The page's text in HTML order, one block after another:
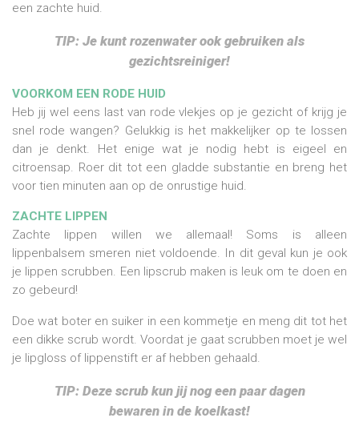
een zachte huid.
TIP: Je kunt rozenwater ook gebruiken als
gezichtsreiniger!
VOORKOM EEN RODE HUID
Heb jij wel eens last van rode vlekjes op je gezicht of krijg je
snel rode wangen? Gelukkig is het makkelijker op te lossen
dan je denkt. Het enige wat je nodig hebt is eigeel en
citroensap. Roer dit tot een gladde substantie en breng het
voor tien minuten aan op de onrustige huid.
ZACHTE LIPPEN
Zachte lippen willen we allemaal! Soms is alleen
lippenbalsem smeren niet voldoende. In dit geval kun je ook
je lippen scrubben. Een lipscrub maken is leuk om te doen en
zo gebeurd!
Doe wat boter en suiker in een kommetje en meng dit tot het
een dikke scrub wordt. Voordat je gaat scrubben moet je wel
je lipgloss of lippenstift er af hebben gehaald.
TIP: Deze scrub kun jij nog een paar dagen
bewaren in de koelkast!